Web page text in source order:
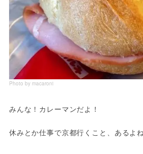
Photo by macaroni
みんな！カレーマンだよ！
休みとか仕事で京都行くこと、あるよ